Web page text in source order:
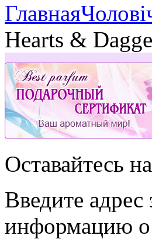
Главная
Hearts &
Оставайтесь
Введите
информацию о